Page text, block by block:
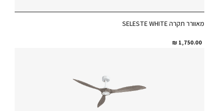
מאוורר תקרה SELESTE WHITE
1,750.00
₪